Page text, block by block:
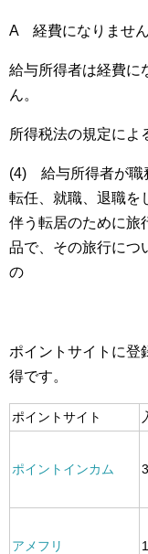
A 経費になりません
給与所得者は経費に
ん。
所得税法の規定によ
(4) 給与所得者が職
転任、就職、退職を
伴う転居のために旅
品で、その旅行につ
の
ポイントサイトに登
得です。
ポイントサイト
ポイントインカム
アメフリ